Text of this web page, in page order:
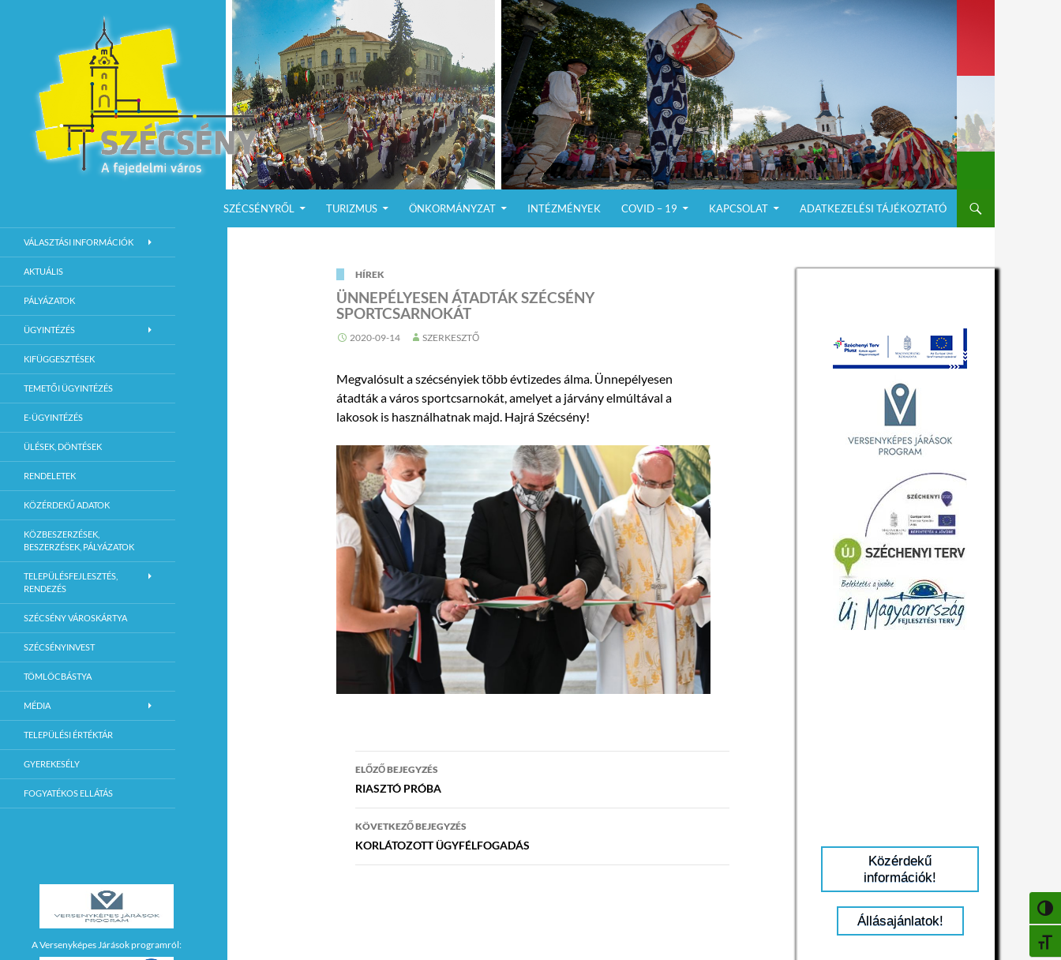
SZÉCSÉNYRŐL
TURIZMUS ÖNKORMÁNYZAT INTÉZMÉNYEK COVID – 19 KAPCSOLAT ADATKEZELÉSI TÁJÉKOZTATÓ
HÍREK
ÜNNEPÉLYESEN ÁTADTÁK SZÉCSÉNY
SPORTCSARNOKÁT
2020-09-14 SZERKESZTŐ
Megvalósult a szécsényiek több évtizedes álma. Ünnepélyesen
átadták a város sportcsarnokát, amelyet a járvány elmúltával a
lakosok is használhatnak majd. Hajrá Szécsény!
Bejegyzés
navigáció
ELŐZŐ BEJEGYZÉS
RIASZTÓ PRÓBA
KÖVETKEZŐ BEJEGYZÉS
KORLÁTOZOTT ÜGYFÉLFOGADÁS
Közérdekű
információk!
Állásajánlatok!
Szécsény Város Hivatalos Weboldala
VÁLASZTÁSI INFORMÁCIÓK
AKTUÁLIS
PÁLYÁZATOK
ÜGYINTÉZÉS
KIFÜGGESZTÉSEK
TEMETŐI ÜGYINTÉZÉS
E-ÜGYINTÉZÉS
ÜLÉSEK, DÖNTÉSEK
RENDELETEK
KÖZÉRDEKŰ ADATOK
KÖZBESZERZÉSEK,
BESZERZÉSEK, PÁLYÁZATOK
TELEPÜLÉSFEJLESZTÉS,
RENDEZÉS
SZÉCSÉNY VÁROSKÁRTYA
SZÉCSÉNYINVEST
TÖMLÖCBÁSTYA
MÉDIA
TELEPÜLÉSI ÉRTÉKTÁR
GYEREKESÉLY
FOGYATÉKOS ELLÁTÁS
A Versenyképes Járások programról: